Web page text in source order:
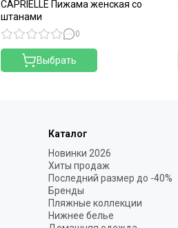
CAPRIELLE Пижама женская со
штанами
0
Выбрать
Каталог
Новинки 2026
Хиты продаж
Последний размер до -40%
Бренды
Пляжные коллекции
Нижнее белье